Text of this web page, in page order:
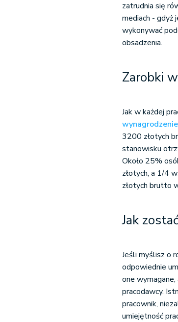
zatrudnia się
mediach - gdyż
wykonywać
obsadzenia.
Zarobki
Jak w każdej
wynagrodzenie
3200 złotych
stanowisku
Około 25%
złotych, a 1/4
złotych brutto
Jak
Jeśli myślisz o
odpowiednie
one
pracodawcy.
pracownik,
umiejętność